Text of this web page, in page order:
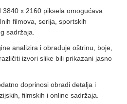
3840 x 2160 piksela omogućava
filmova, serija, sportskih
sadržaja.
analizira i obrađuje oštrinu, boje,
izvori slike bili prikazani jasno
doprinosi obradi detalja i
filmskih i online sadržaja.